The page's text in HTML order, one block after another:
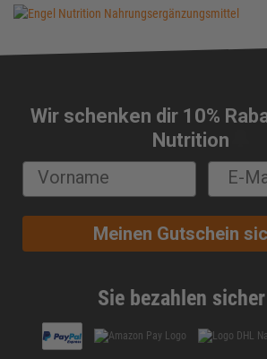
Rezepte Vorspeisen
Rezepte Low-Carb
Rezepte Vegetarier
Eddys Fitness Küche
Die 3 besten Protein Pancake
Wir schenken dir 10%
Nutrition
Meinen Gutschein
Sie bezahlen